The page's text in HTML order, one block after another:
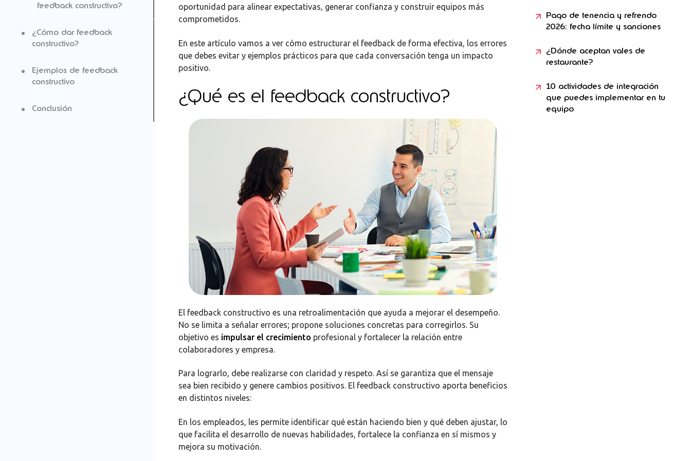
feedback constructivo?
¿Cómo dar feedback
constructivo?
Prepara el feedback
Ejemplos de feedback
constructivo
Conclusión
oportunidad para alinear expectativas, generar confianza y construir equipos más
comprometidos.
En este artículo vamos a ver cómo estructurar el feedback de forma efectiva, los errores
que debes evitar y ejemplos prácticos para que cada conversación tenga un impacto
positivo.
¿Qué es el feedback constructivo?
El feedback constructivo es una retroalimentación que ayuda a mejorar el desempeño.
No se limita a señalar errores; propone soluciones concretas para corregirlos. Su
objetivo es impulsar el crecimiento profesional y fortalecer la relación entre
colaboradores y empresa.
Para lograrlo, debe realizarse con claridad y respeto. Así se garantiza que el mensaje
sea bien recibido y genere cambios positivos. El feedback constructivo aporta beneficios
en distintos niveles:
En los empleados, les permite identificar qué están haciendo bien y qué deben ajustar, lo
que facilita el desarrollo de nuevas habilidades, fortalece la confianza en sí mismos y
mejora su motivación.
Pago de tenencia y refrendo
2026: fecha límite y sanciones
¿Dónde aceptan vales de
restaurante?
10 actividades de integración
que puedes implementar en tu
equipo